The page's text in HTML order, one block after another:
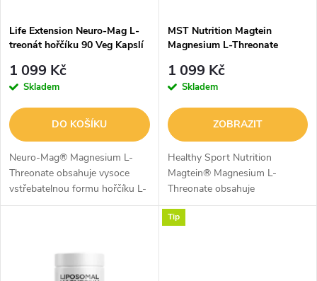
p
r
o
d
u
s
p
r
o
d
u
Life Extension Neuro-Mag L-
treonát hořčíku 90 Veg Kapslí
1 099 Kč
Skladem
DO KOŠÍKU
Neuro-Mag® Magnesium L-
Threonate obsahuje vysoce
vstřebatelnou formu hořčíku L-
threonátu, která byla vyvinuta
MST Nutrition Magtein
Magnesium L-Threonate
1 099 Kč
Skladem
ZOBRAZIT
Healthy Sport Nutrition
Magtein® Magnesium L-
Threonate obsahuje
patentovanou formu Magtein®,
která byla vyvinuta na
Tip